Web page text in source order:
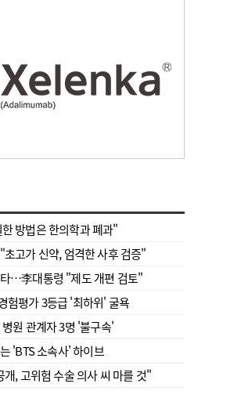
방법은 한의학과 폐과"
초고가 신약, 엄격한 사후 검증"
…李대통령 "제도 개편 검토"
험평가 3등급 '최하위' 굴욕
원 관계자 3명 '불구속'
'BTS 소속사' 하이브
, 고위험 수술 의사 씨 마를 것"